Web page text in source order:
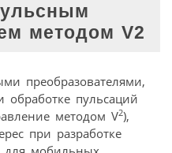
методом V2
преобразователями,
пульсаций
методом V2),
при разработке